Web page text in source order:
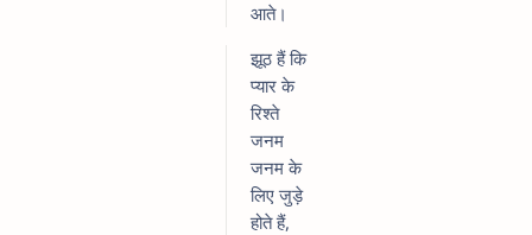
आते।
झूठ हैं कि
प्यार के
रिश्ते
जनम
जनम के
लिए जुड़े
होते हैं,